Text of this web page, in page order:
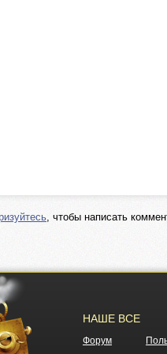
, чтобы написать
НАШЕ ВСЕ
Форум